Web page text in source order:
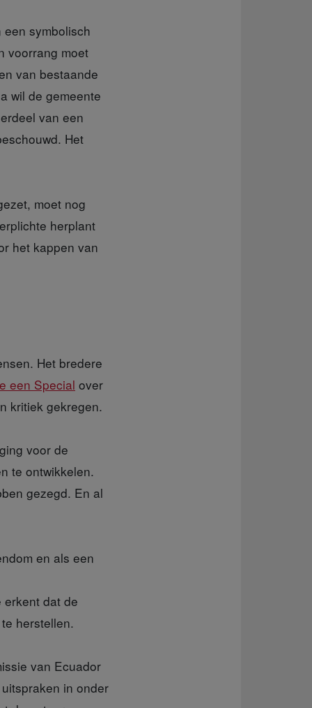
symbolisch
voorrang moet
van bestaande
wil de gemeente
van een
Het
moet nog
herplant
het kappen van
Het bredere
een Special over
kritiek gekregen.
voor de
te ontwikkelen.
gezegd. En al
en als een
dat de
herstellen.
van Ecuador
in onder